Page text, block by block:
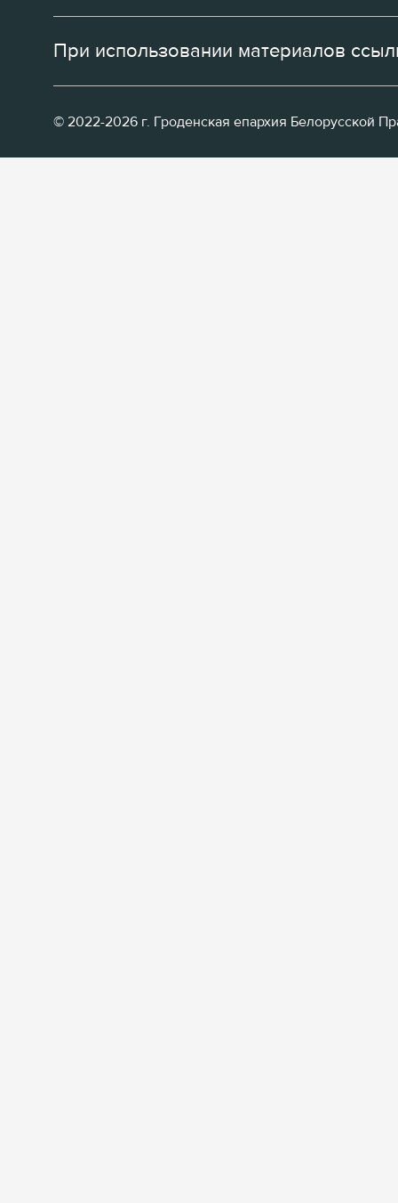
При использовании материалов
© 2022-2026 г. Гроденская епархия Белорусской